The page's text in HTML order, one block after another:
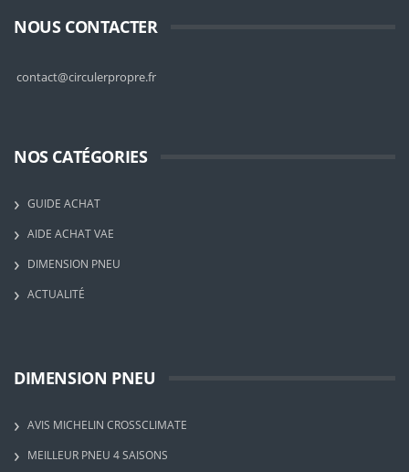
NOUS CONTACTER
contact@circulerpropre.fr
NOS CATÉGORIES
GUIDE ACHAT
AIDE ACHAT VAE
DIMENSION PNEU
ACTUALITÉ
DIMENSION PNEU
AVIS MICHELIN CROSSCLIMATE
MEILLEUR PNEU 4 SAISONS